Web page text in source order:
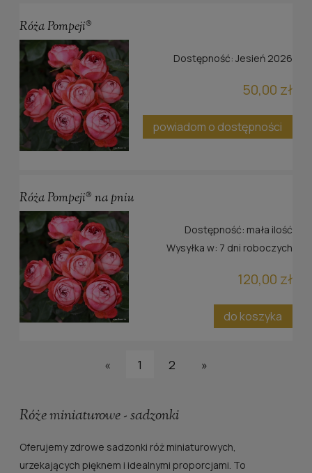
Róża Pompeji®
Dostępność: Jesień 2026
50,00 zł
powiadom o dostępności
Róża Pompeji® na pniu
Dostępność: mała ilość
Wysyłka w: 7 dni roboczych
120,00 zł
do koszyka
« 1 2 »
Róże miniaturowe - sadzonki
Oferujemy zdrowe sadzonki róż miniaturowych,
urzekających pięknem i idealnymi proporcjami. To